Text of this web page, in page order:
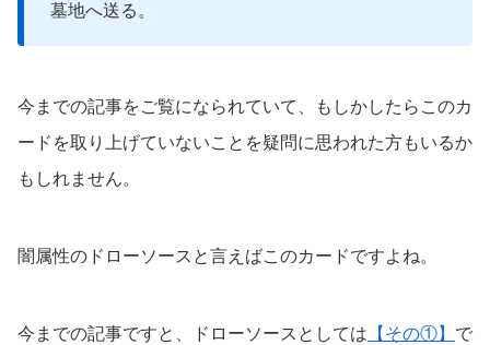
墓地へ送る。
今までの記事をご覧になられていて、もしかしたらこのカ
ードを取り上げていないことを疑問に思われた方もいるか
もしれません。
闇属性のドローソースと言えばこのカードですよね。
今までの記事ですと、ドローソースとしては 【その①】 で